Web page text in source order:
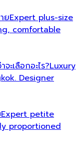
ยExpert plus-size
comfortable
ะเลือกอะไร?Luxury
Designer
Expert petite
proportioned